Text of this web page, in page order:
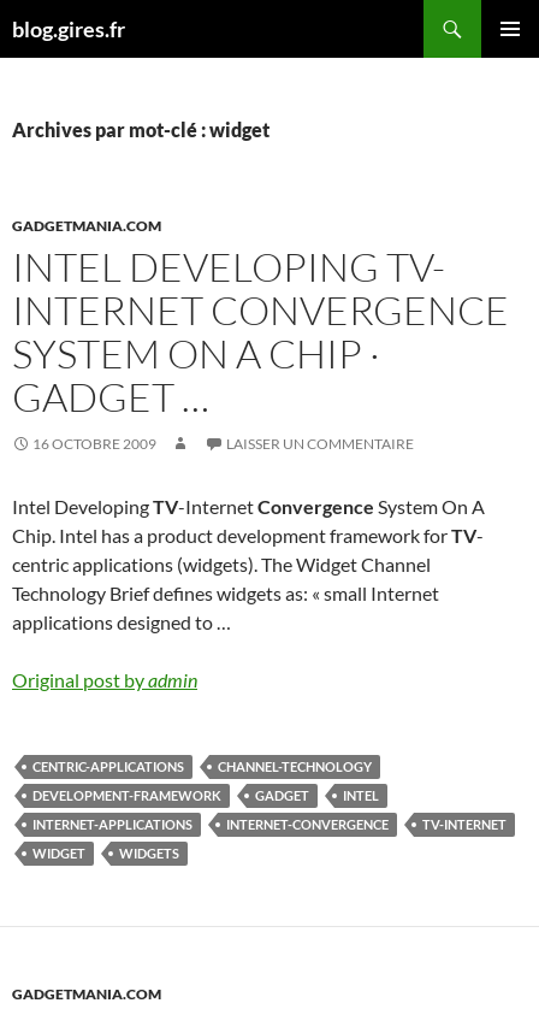
aublog.gires.fr
Archives par mot-clé : widget
GADGETMANIA.COM
INTEL DEVELOPING TV-
INTERNET CONVERGENCE
SYSTEM ON A CHIP ·
GADGET …
16 OCTOBRE 2009 LAISSER UN COMMENTAIRE
Intel DevelopingTV-InternetConvergence System On A
Chip. Intel has a product development framework forTV-
centric applications (widgets). The Widget Channel
Technology Brief defines widgets as: « small Internet
applications designed to …
Original post byadmin
CENTRIC-APPLICATIONS
CHANNEL-TECHNOLOGY
DEVELOPMENT-FRAMEWORK
GADGET
INTEL
INTERNET-APPLICATIONS
INTERNET-CONVERGENCE
TV-INTERNET
WIDGET
WIDGETS
GADGETMANIA.COM